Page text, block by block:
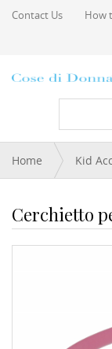
Skip to main content
Contact Us How
You are here
Home Kid
Cerchietto